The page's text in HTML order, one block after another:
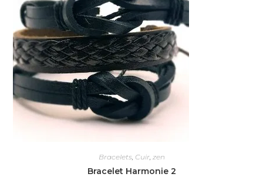
Bracelets Cuir, zen
Bracelet Harmonie 2